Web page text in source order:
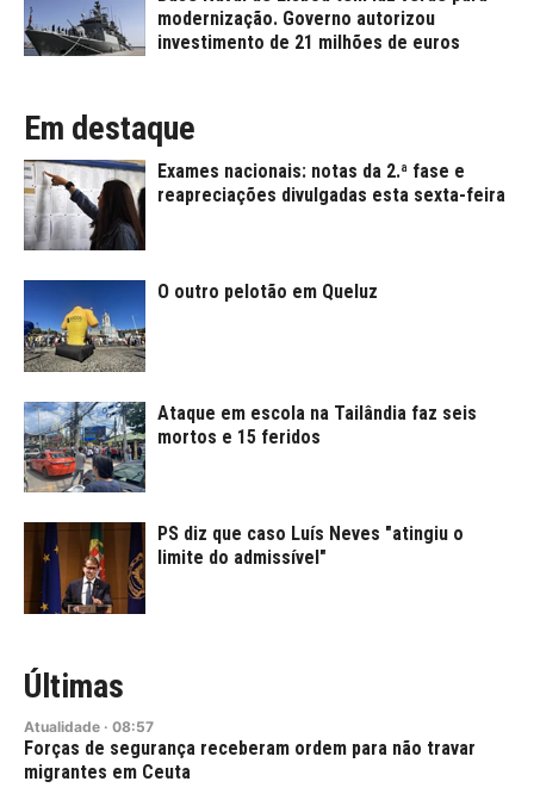
modernização. Governo autorizou
investimento de 21 milhões de euros
Em destaque
Exames nacionais: notas da 2.ª fase e
reapreciações divulgadas esta sexta-feira
O outro pelotão em Queluz
Ataque em escola na Tailândia faz seis
mortos e 15 feridos
PS diz que caso Luís Neves "atingiu o
limite do admissível"
Últimas
Atualidade · 08:57
Forças de segurança receberam ordem para não travar
migrantes em Ceuta